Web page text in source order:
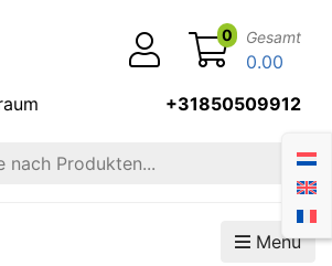
+31850509912
0 Gesamt
0.00
Menü